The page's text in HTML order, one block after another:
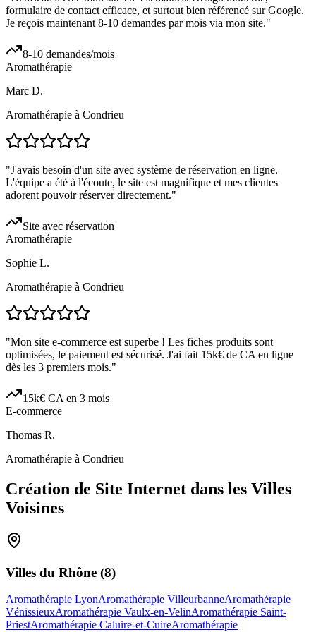
formulaire de contact efficace, et surtout bien référencé sur Google.
Je reçois maintenant 8-10 demandes par mois via mon site."
8-10 demandes/mois
Aromathérapie
Marc D.
Aromathérapie à Condrieu
"J'avais besoin d'un site avec système de réservation en ligne.
L'équipe a été à l'écoute, le site est magnifique et mes clientes
adorent pouvoir réserver directement."
Site avec réservation
Aromathérapie
Sophie L.
Aromathérapie à Condrieu
"Mon site e-commerce est superbe ! Les fiches produits sont
optimisées, le paiement est sécurisé. J'ai fait 15k€ de CA en ligne
dès les 3 premiers mois."
15k€ CA en 3 mois
E-commerce
Thomas R.
Aromathérapie à Condrieu
Création de Site Internet dans les Villes
Voisines
Villes du Rhône (8)
Aromathérapie LyonAromathérapie VilleurbanneAromathérapie
VénissieuxAromathérapie Vaulx-en-VelinAromathérapie Saint-
PriestAromathérapie Caluire-et-CuireAromathérapie